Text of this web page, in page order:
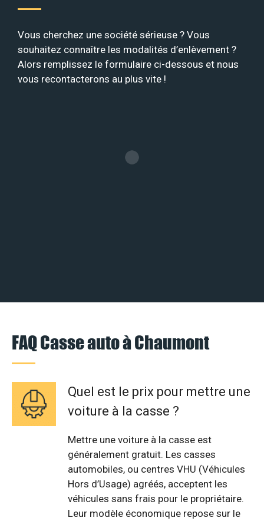
Vous cherchez une société sérieuse ? Vous
souhaitez connaître les modalités d’enlèvement ?
Alors remplissez le formulaire ci-dessous et nous
vous recontacterons au plus vite !
FAQ Casse auto à Chaumont
Quel est le prix pour mettre une
voiture à la casse ?
Mettre une voiture à la casse est
généralement gratuit. Les casses
automobiles, ou centres VHU (Véhicules
Hors d’Usage) agréés, acceptent les
véhicules sans frais pour le propriétaire.
Leur modèle économique repose sur le